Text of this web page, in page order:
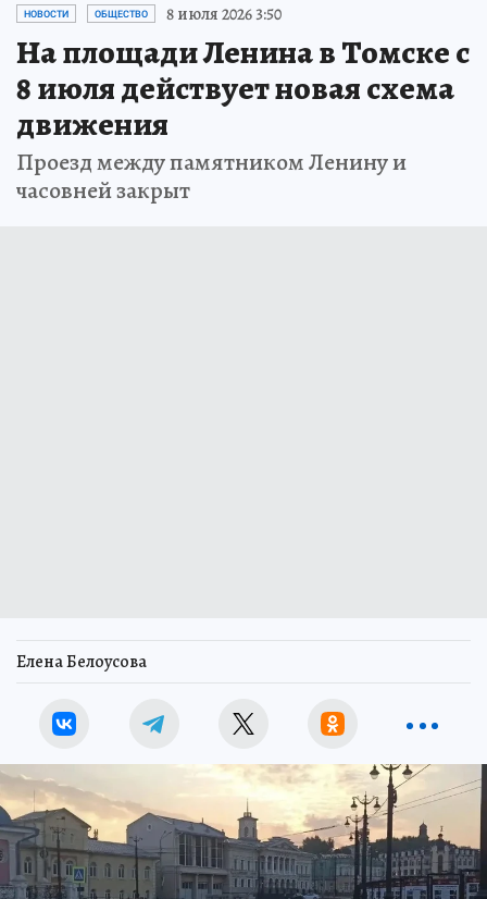
НОВОСТИ ОБЩЕСТВО 8 июля 2026 3:50
На площади Ленина в Томске с
8 июля действует новая схема
движения
Проезд между памятником Ленину и
часовней закрыт
Елена Белоусова